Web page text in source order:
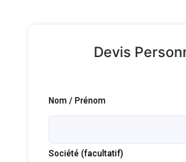
Devis
Nom / Prénom
Société (facultatif)